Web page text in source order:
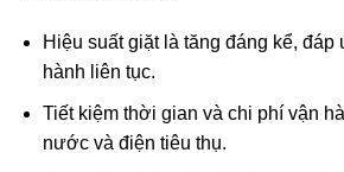
Hiệu suất giặt là tăng đáng kể, đáp
hành liên tục.
Tiết kiệm thời gian và chi phí vận
nước và điện tiêu thụ.